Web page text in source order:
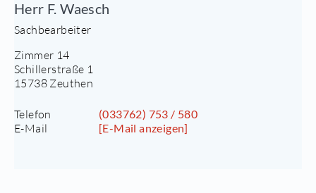
Herr F. Waesch
Sachbearbeiter
Zimmer 14
Schillerstraße 1
15738 Zeuthen
Telefon (033762) 753 / 580
E-Mail [E-Mail anzeigen]